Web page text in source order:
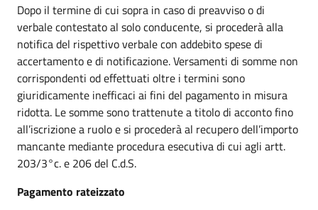
Dopo il termine di cui sopra in caso di preavviso o di
verbale contestato al solo conducente, si procederà alla
notifica del rispettivo verbale con addebito spese di
accertamento e di notificazione. Versamenti di somme non
corrispondenti od effettuati oltre i termini sono
giuridicamente inefficaci ai fini del pagamento in misura
ridotta. Le somme sono trattenute a titolo di acconto fino
all’iscrizione a ruolo e si procederà al recupero dell’importo
mancante mediante procedura esecutiva di cui agli artt.
203/3°c. e 206 del C.d.S.
Pagamento rateizzato